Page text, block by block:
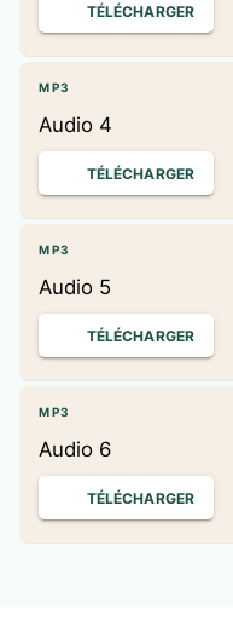
TÉLÉCHARGER
MP3
Audio 4
TÉLÉCHARGER
MP3
Audio 5
TÉLÉCHARGER
MP3
Audio 6
TÉLÉCHARGER